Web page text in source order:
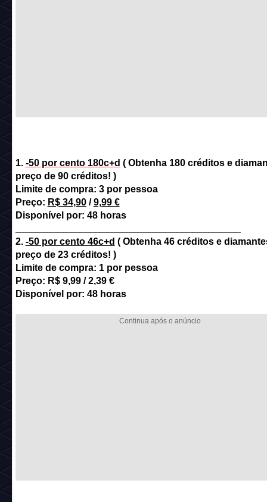
1. -50 por cento 180c+d ( Obtenha 180 créditos e
preço de 90 créditos! )
Limite de compra: 3 por pessoa
Preço: R$ 34,90/9,99 €
Disponível por: 48 horas
2. -50 por cento 46c+d ( Obtenha 46 créditos e
preço de 23 créditos! )
Limite de compra: 1 por pessoa
Preço: R$ 9,99 / 2,39 €
Disponível por: 48 horas